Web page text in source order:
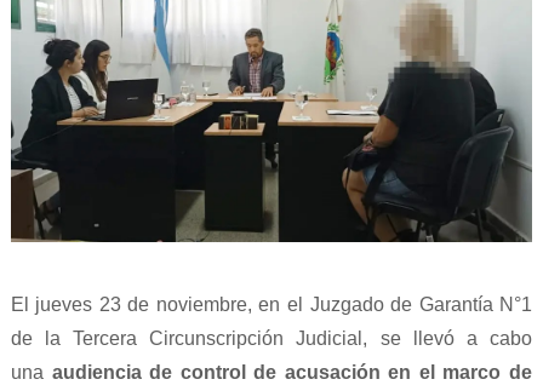
El jueves 23 de noviembre, en el Juzgado de Garantía N°1
de la Tercera Circunscripción Judicial, se llevó a cabo
una audiencia de control de acusación en el marco de